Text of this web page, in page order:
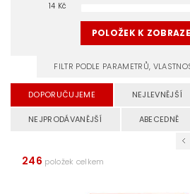
14 Kč
POLOŽEK K
FILTR PODLE PARAMETRŮ,
DOPORUČUJEME NEJLEVNĚJŠÍ
NEJPRODÁVANĚJŠÍ ABECEDNĚ
246 položek celkem